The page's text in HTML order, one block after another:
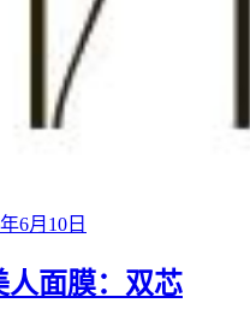
6月10日
人面膜：双芯